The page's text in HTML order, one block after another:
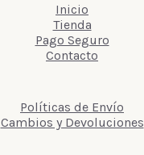
Inicio
Tienda
Pago Seguro
Contacto
Políticas de Envío
Cambios y Devoluciones